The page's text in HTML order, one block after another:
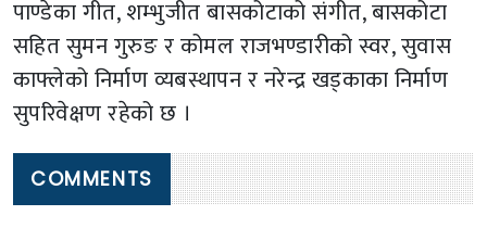
पाण्डेका गीत, शम्भुजीत बासकोटाको संगीत, बासकोटा
सहित सुमन गुरुङ र कोमल राजभण्डारीको स्वर, सुवास
काफ्लेको निर्माण व्यबस्थापन र नरेन्द्र खड्काका निर्माण
सुपरिवेक्षण रहेको छ ।
COMMENTS